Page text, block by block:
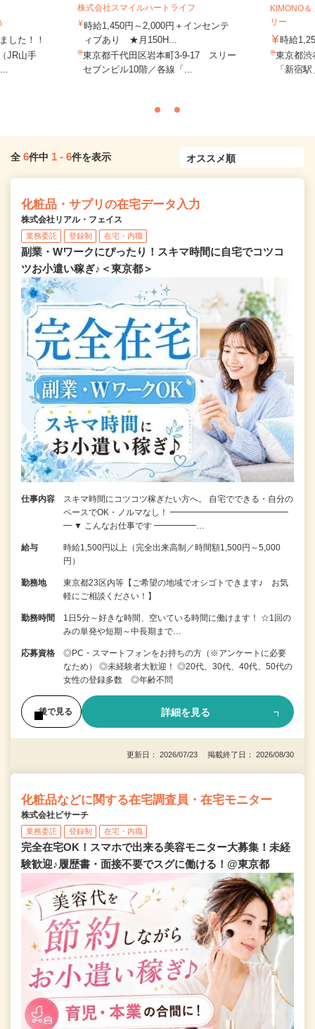
した！！
JR山手
株式会社スマイルハートライフ
時給1,450円～2,000円＋インセンテ
ィブあり ★月150H...
東京都千代田区岩本町3-9-17 スリー
セブンビル10階／各線「...
KIMONO
リー
時給
東京都渋
「新宿
全 6件中 1 - 6件を表示
化粧品・サプリの在宅データ入力
株式会社リアル・フェイス
業務委託 登録制 在宅・内職
副業・Wワークにぴったり！スキマ時間に自宅でコツコ
ツお小遣い稼ぎ♪＜東京都＞
仕事内容
スキマ時間にコツコツ稼ぎたい方へ。 自宅でできる・自分の
ペースでOK・ノルマなし！ ━━━━━━━━━━━━━━
━ ▼ こんなお仕事です ━━━━━…
給与
時給1,500円以上（完全出来高制／時間額1,500円～5,000
円）
勤務地
東京都23区内等【ご希望の地域でオシゴトできます♪ お気
軽にご相談ください！】
勤務時間
1日5分～好きな時間、空いている時間に働けます！ ☆1回の
みの単発や短期～中長期まで…
応募資格
◎PC・スマートフォンをお持ちの方（※アンケートに必要
なため） ◎未経験者大歓迎！ ◎20代、30代、40代、50代の
女性の登録多数 ◎年齢不問
後で見る 詳細を見る
更新日： 2026/07/23 掲載終了日： 2026/08/30
化粧品などに関する在宅調査員・在宅モニター
株式会社ビサーチ
業務委託 登録制 在宅・内職
完全在宅OK！スマホで出来る美容モニター大募集！未経
験歓迎♪履歴書・面接不要でスグに働ける！@東京都